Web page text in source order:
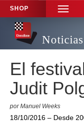
SHOP
TOGGLE
El
Judit
por Manuel Weeks
18/10/2016 – Desde